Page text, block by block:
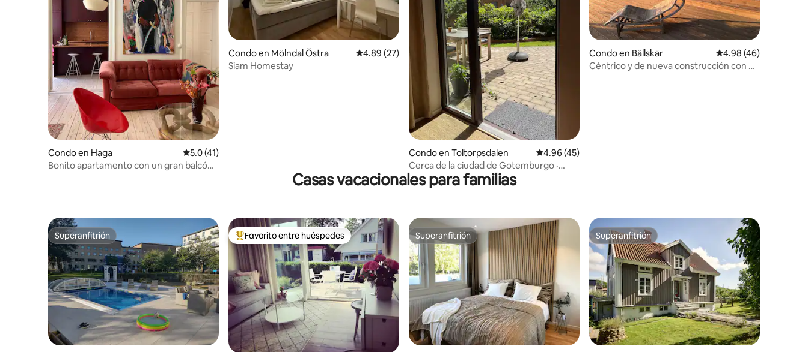
Condo en Haga Calificación promedio: 5.0 de 5, 41 reseñas
5.0 (41)
Bonito apartamento con un gran balcón
Condo en Mölndal Östra Calificación promedio: 4.89 de 5, 27 reseñas
4.89 (27)
Siam Homestay
Condo en Toltorpsdalen Calificación promedio: 4.96 de 5, 45 reseñas
4.96 (45)
Cerca de la ciudad de Gotemburgo ·
Zona tranquila · Estacionamiento privado
Condo en Bällskär Calificación
4.98 (46)
Céntrico y de nueva construcción con un
Casas vacacionales para familias
Superanfitrión
Superanfitrión Favorito entre huéspedes preferido
Favorito entre huéspedes Superanfitrión
Superanfitrión Superanfitrión
Superanfitrión